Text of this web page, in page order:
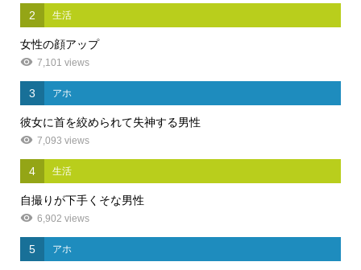
2 生活
女性の顔アップ
7,101 views
3 アホ
彼女に首を絞められて失神する男性
7,093 views
4 生活
自撮りが下手くそな男性
6,902 views
5 アホ